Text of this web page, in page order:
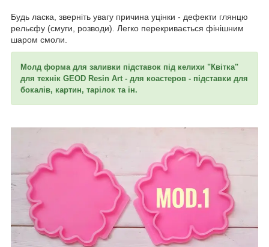
Будь ласка, зверніть увагу причина уцінки - дефекти глянцю
рельєфу (смуги, розводи). Легко перекривається фінішним
шаром смоли.
Молд форма для заливки підставок під келихи "Квітка"
для технік GEOD Resin Art - для коастеров - підставки для
бокалів, картин, тарілок та ін.